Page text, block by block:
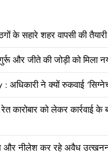
के सहारे शहर वापसी की तैयारी
और जीते की जोड़ी को मिला नया
अधिकारी ने क्यों रुकवाई
को लेकर कार्रवाई के
और नीलेश कर रहे अवैध